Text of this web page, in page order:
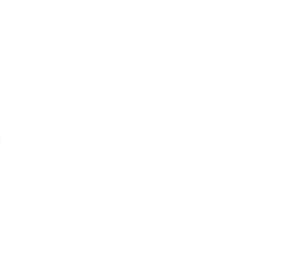
Scott Black Phantom